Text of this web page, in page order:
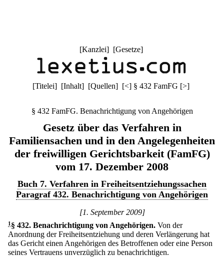
[Kanzlei] [Gesetze]
[Titelei] [Inhalt] [Quellen] [<] § 432 FamFG [>]
§ 432 FamFG. Benachrichtigung von Angehörigen
Gesetz über das Verfahren in
Familiensachen und in den Angelegenheiten
der freiwilligen Gerichtsbarkeit (FamFG)
vom 17. Dezember 2008
Buch 7. Verfahren in Freiheitsentziehungssachen
Paragraf 432. Benachrichtigung von Angehörigen
[1. September 2009]
1 § 432. Benachrichtigung von Angehörigen. Von der
Anordnung der Freiheitsentziehung und deren Verlängerung hat
das Gericht einen Angehörigen des Betroffenen oder eine Person
seines Vertrauens unverzüglich zu benachrichtigen.